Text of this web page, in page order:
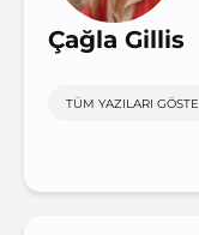
Çağla Gillis
TÜM YAZILARI